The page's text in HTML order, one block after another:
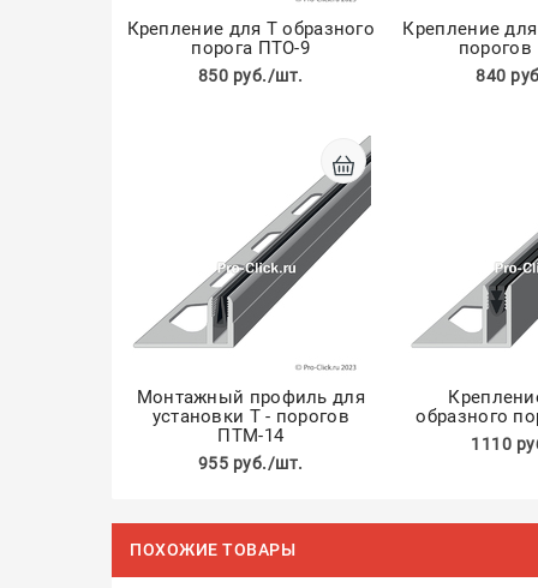
Крепление для Т образного
порога ПТО-9
850 руб./шт.
Крепление
840
Монтажный профиль для
установки Т - порогов
ПТМ-14
955 руб./шт.
образного
1110
ПОХОЖИЕ ТОВАРЫ